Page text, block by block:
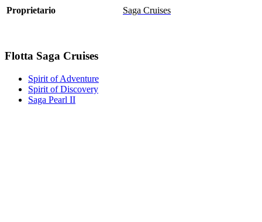
Proprietario
Saga Cruises
Flotta Saga Cruises
Spirit of Adventure
Spirit of Discovery
Saga Pearl II